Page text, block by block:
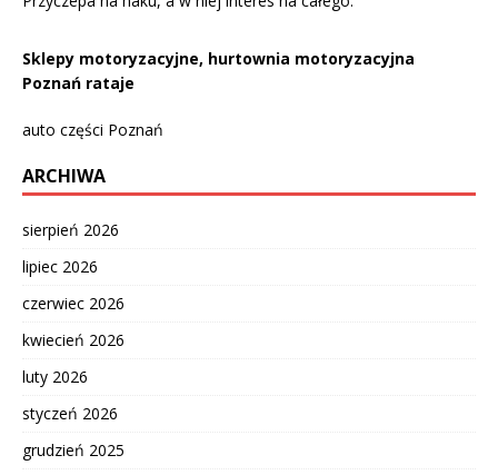
Sklepy motoryzacyjne, hurtownia motoryzacyjna
Poznań rataje
auto części Poznań
ARCHIWA
sierpień 2026
lipiec 2026
czerwiec 2026
kwiecień 2026
luty 2026
styczeń 2026
grudzień 2025